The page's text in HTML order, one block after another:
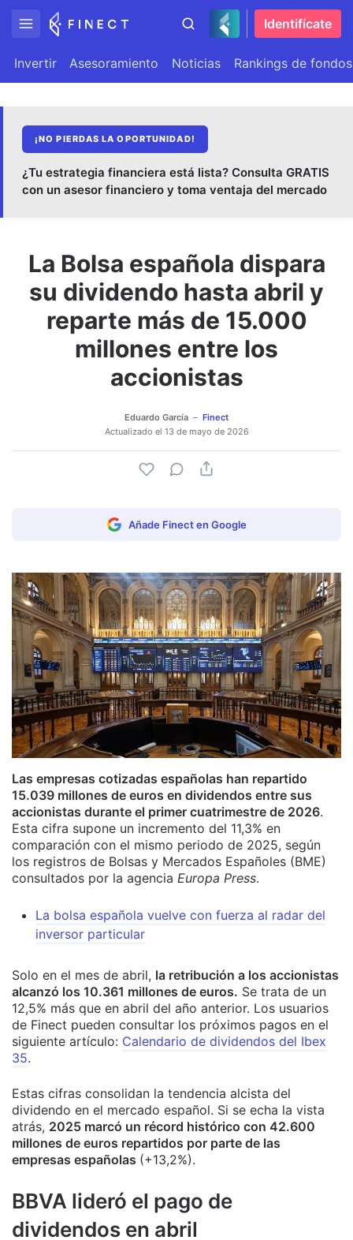
Identifícate
Invertir Asesoramiento Noticias Rankings de fondos
¡NO PIERDAS LA OPORTUNIDAD!
¿Tu estrategia financiera está lista? Consulta GRATIS
con un asesor financiero y toma ventaja del mercado
La Bolsa española dispara
su dividendo hasta abril y
reparte más de 15.000
millones entre los
accionistas
Eduardo García
Finect
Actualizado el 13 de mayo de 2026
Añade Finect en Google
Las empresas cotizadas españolas han repartido
15.039 millones de euros en dividendos entre sus
accionistas durante el primer cuatrimestre de 2026.
Esta cifra supone un incremento del 11,3% en
comparación con el mismo periodo de 2025, según
los registros de Bolsas y Mercados Españoles (BME)
consultados por la agencia Europa Press.
La bolsa española vuelve con fuerza al radar del
inversor particular
Solo en el mes de abril, la retribución a los accionistas
alcanzó los 10.361 millones de euros. Se trata de un
12,5% más que en abril del año anterior. Los usuarios
de Finect pueden consultar los próximos pagos en el
siguiente artículo: Calendario de dividendos del Ibex
35.
Estas cifras consolidan la tendencia alcista del
dividendo en el mercado español. Si se echa la vista
atrás, 2025 marcó un récord histórico con 42.600
millones de euros repartidos por parte de las
empresas españolas (+13,2%).
BBVA lideró el pago de
dividendos en abril